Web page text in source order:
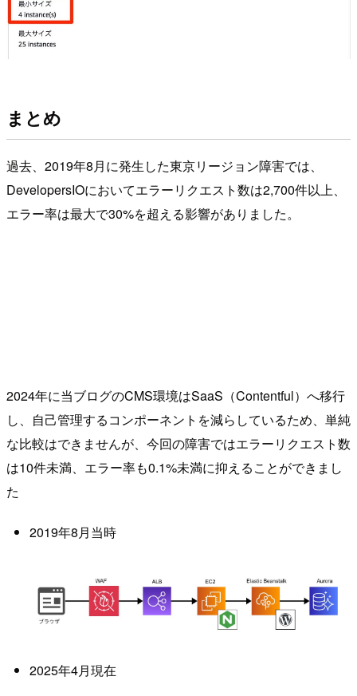
まとめ
過去、2019年8月に発生した東京リージョン障害では、
DevelopersIOにおいてエラーリクエスト数は2,700件以上、
エラー率は最大で30%を超える影響がありました。
2024年に当ブログのCMS環境はSaaS（Contentful）へ移行
し、自己管理するコンポーネントを減らしているため、単純
な比較はできませんが、今回の障害ではエラーリクエスト数
は10件未満、エラー率も0.1%未満に抑えることができまし
た
2019年8月当時
2025年4月現在